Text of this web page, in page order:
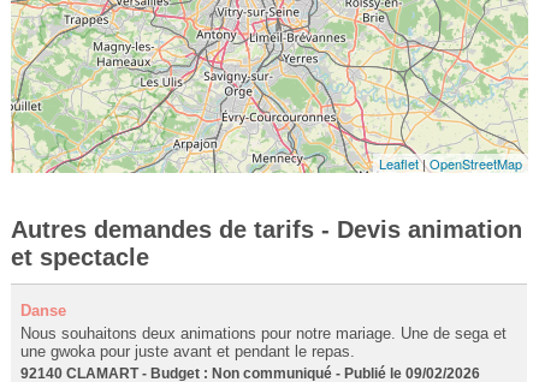
Leaflet|OpenStreetMap
Autres demandes de tarifs - Devis animation
et spectacle
Danse
Nous souhaitons deux animations pour notre mariage. Une de sega et
une gwoka pour juste avant et pendant le repas.
92140 CLAMART - Budget : Non communiqué - Publié le 09/02/2026